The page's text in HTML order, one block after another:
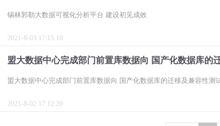
锡林郭勒大数据可视化分析平台 建设初见成效
2021-8-03 17:15:10
盟大数据中心完成部门前置库数据向 国产化数据库的
盟大数据中心完成部门前置库数据向 国产化数据库的迁移及兼容性测
2021-8-02 17:12:20